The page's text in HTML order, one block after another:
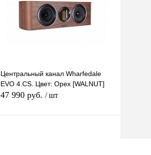
В избранное Под заказ
Центральный канал Wharfedale
EVO 4.СS. Цвет: Орех [WALNUT]
47 990 руб. / шт